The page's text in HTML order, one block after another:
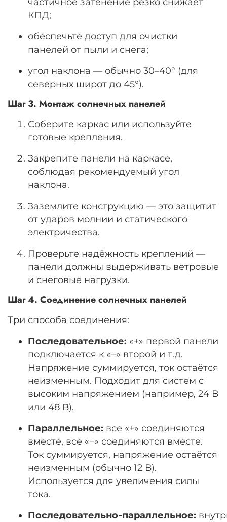
КПД;
обеспечьте доступ для очистки
панелей от пыли и снега;
угол наклона — обычно 30–40° (для
северных широт до 45°).
Шаг 3. Монтаж солнечных панелей
Соберите каркас или используйте
готовые крепления.
Закрепите панели на каркасе,
соблюдая рекомендуемый угол
наклона.
Заземлите конструкцию — это защитит
от ударов молнии и статического
электричества.
Проверьте надёжность креплений —
панели должны выдерживать ветровые
и снеговые нагрузки.
Шаг 4. Соединение солнечных панелей
Три способа соединения:
Последовательное: «+» первой панели
подключается к «−» второй и т. д.
Напряжение суммируется, ток остаётся
неизменным. Подходит для систем с
высоким напряжением (например, 24 В
или 48 В).
Параллельное: все «+» соединяются
вместе, все «−» соединяются вместе.
Ток суммируется, напряжение остаётся
неизменным (обычно 12 В).
Используется для увеличения силы
тока.
Последовательно‑параллельное: